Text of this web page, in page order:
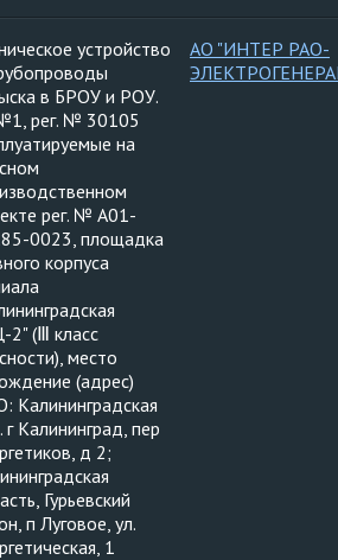
устройство
в БРОУ и РОУ.
рег. № 30105
на
рег. № А01-
0023, площадка
корпуса
2" (Ⅲ класс
место
(адрес)
Калининградская
г Калининград, пер
д 2;
Гурьевский
п Луговое, ул.
1
АО "ИНТЕР РАО-